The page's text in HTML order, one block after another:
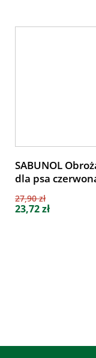
SABUNOL
dla psa
27,90 zł
23,72 zł